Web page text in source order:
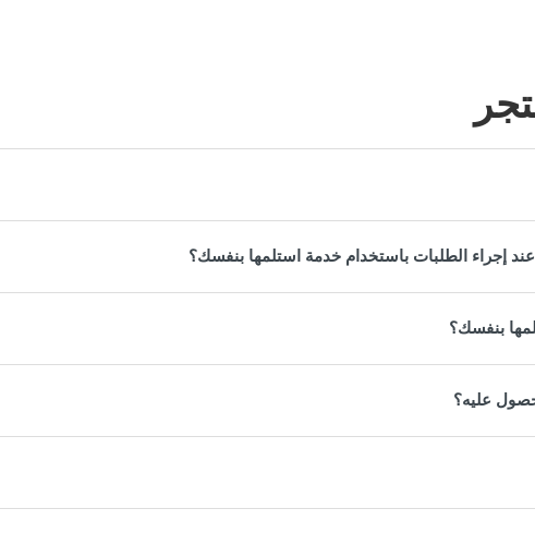
إجراء الطلبات باستخدام خدمة استلمها بنفسك؟
بنفسك؟
عليه؟